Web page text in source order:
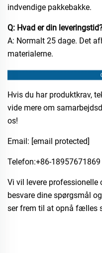
indvendige pakkebakke.
Q: Hvad er din
A: Normalt 25 dage. Det
materialerne.
Hvis du har produktkrav,
vide mere om
os!
Email: [email protected]
Telefon:​+86-18957671869
Vi vil levere
besvare dine spørgsmål
ser frem til at opnå fælles